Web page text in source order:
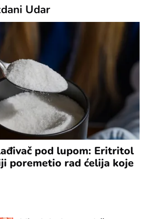
Udar
pod lupom: Eritritol
poremetio rad ćelija koje